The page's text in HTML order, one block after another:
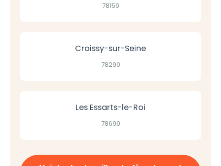
78150
Croissy-sur-Seine
78290
Les Essarts-le-Roi
78690